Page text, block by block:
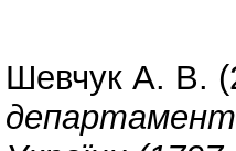
Шевчук А. В.